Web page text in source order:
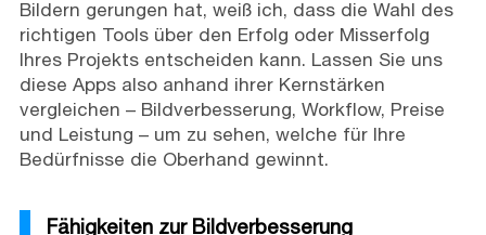
Bildern gerungen hat, weiß ich, dass die Wahl des
richtigen Tools über den Erfolg oder Misserfolg
Ihres Projekts entscheiden kann. Lassen Sie uns
diese Apps also anhand ihrer Kernstärken
vergleichen – Bildverbesserung, Workflow, Preise
und Leistung – um zu sehen, welche für Ihre
Bedürfnisse die Oberhand gewinnt.
Fähigkeiten zur Bildverbesserung